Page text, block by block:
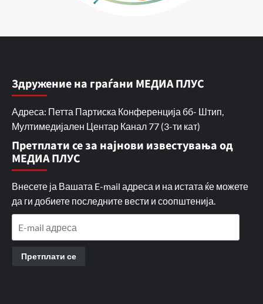
Здружение на граѓани МЕДИА ПЛУС
Адреса: Петта Партиска Конференција бб- Штип,
Мултимедијален Центар Канал 77 (3-ти кат)
Претплати се за најнови известувања од
МЕДИА ПЛУС
Внесете ја Вашата E-mail адреса и на истата ќе можете
да ги добиете последните вести и соопштенија.
Претплати се